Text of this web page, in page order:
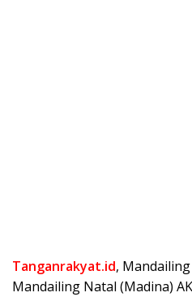
Tanganrakyat.id,
Mandailing Natal (Madina)